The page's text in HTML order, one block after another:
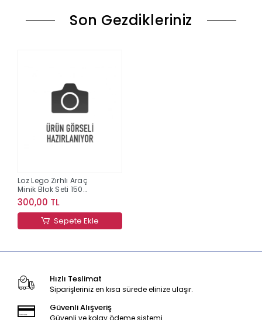
Son Gezdikleriniz
Loz Lego Zırhlı Araç
Minik Blok Seti 150
Parça 8617
300,00 TL
Sepete Ekle
Hızlı Teslimat
Siparişleriniz en kısa sürede elinize ulaşır.
Güvenli Alışveriş
Güvenli ve kolay ödeme sistemi